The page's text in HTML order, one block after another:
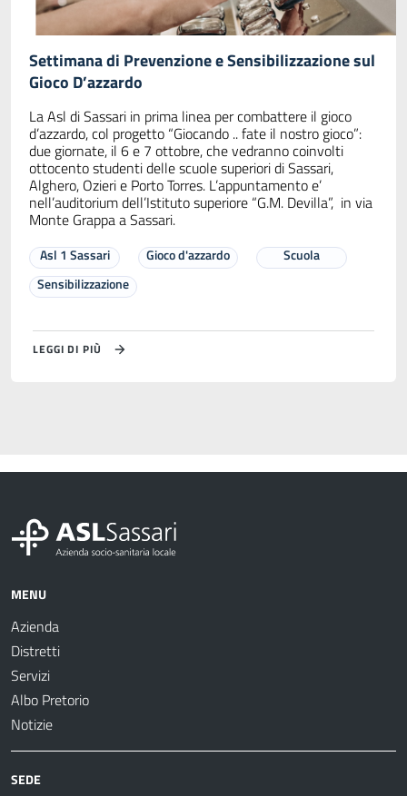
Settimana di Prevenzione e Sensibilizzazione sul
Gioco D’azzardo
La Asl di Sassari in prima linea per combattere il gioco
d’azzardo, col progetto “Giocando .. fate il nostro gioco”:
due giornate, il 6 e 7 ottobre, che vedranno coinvolti
ottocento studenti delle scuole superiori di Sassari,
Alghero, Ozieri e Porto Torres. L’appuntamento e’
nell’auditorium dell’Istituto superiore “G.M. Devilla”, in via
Monte Grappa a Sassari.
Asl 1 Sassari Gioco d'azzardo
Scuola
Sensibilizzazione
LEGGI DI PIÙ
MENU
Azienda
Distretti
Servizi
Albo Pretorio
Notizie
SEDE